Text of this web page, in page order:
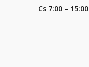
Cs 7:00 – 15:00